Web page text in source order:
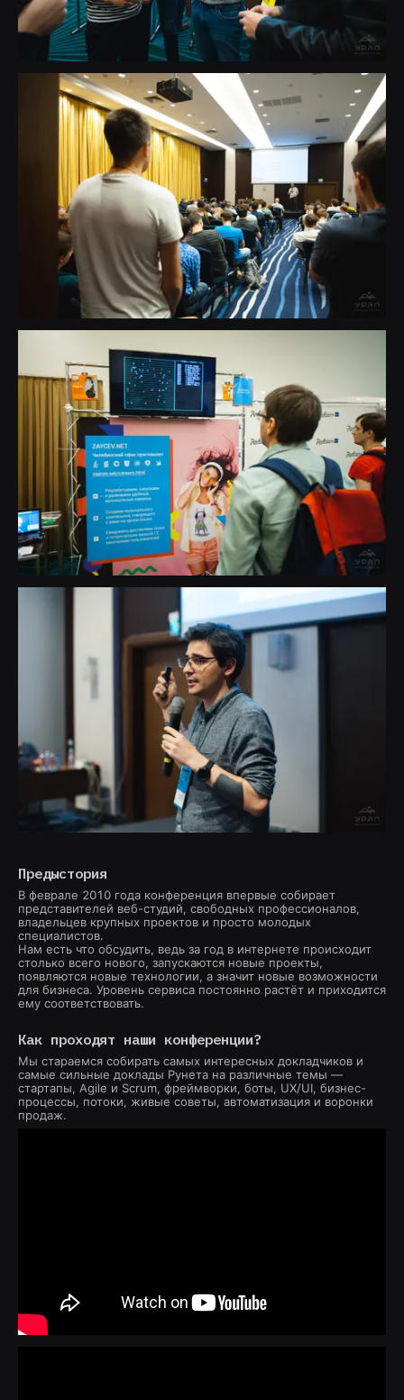
Предыстория
В феврале 2010 года конференция впервые собирает
представителей веб-студий, свободных профессионалов,
владельцев крупных проектов и просто молодых
специалистов.
Нам есть что обсудить, ведь за год в интернете происходит
столько всего нового, запускаются новые проекты,
появляются новые технологии, а значит новые возможности
для бизнеса. Уровень сервиса постоянно растёт и приходится
ему соответствовать.
Как проходят наши конференции?
Мы стараемся собирать самых интересных докладчиков и
самые сильные доклады Рунета на различные темы —
стартапы, Agile и Scrum, фреймворки, боты, UX/UI, бизнес-
процесcы, потоки, живые советы, автоматизация и воронки
продаж.